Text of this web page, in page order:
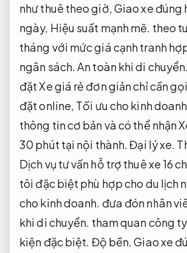
như thuê theo giờ,Giao xe đúng
ngày, Hiệu suất mạnh mẽ. theo
tháng với mức giá cạnh tranh
ngân sách.An toàn khi di chuyển.
đặt Xe giá rẻ đơn giản chỉ cần
đặt online, Tối ưu cho kinh
thông tin cơ bản và có thể nhận
30 phút tại nội thành.Đại lý xe.
Dịch vụ tư vấn hỗ trợ thuê xe 16
tôi đặc biệt phù hợp cho du lịch
cho kinh doanh. đưa đón nhân
khi di chuyển. tham quan công
kiện đặc biệt. Độ bền.Giao xe